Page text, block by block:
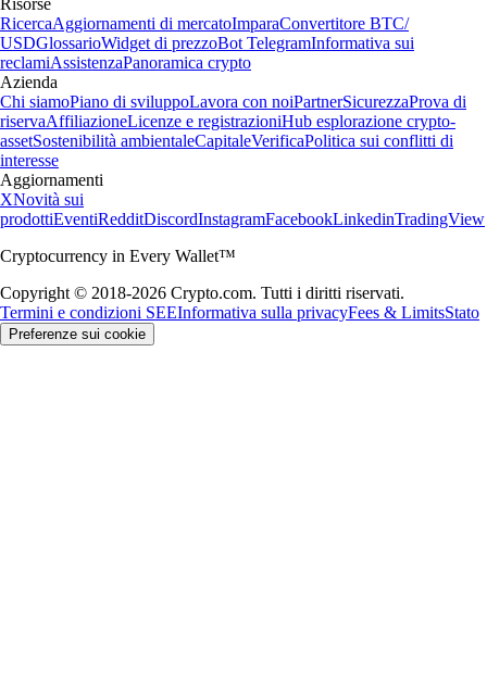
Risorse
RicercaAggiornamenti di mercatoImparaConvertitore BTC/
USDGlossarioWidget di prezzoBot TelegramInformativa sui
reclamiAssistenzaPanoramica crypto
Azienda
Chi siamoPiano di sviluppoLavora con noiPartnerSicurezzaProva di
riservaAffiliazioneLicenze e registrazioniHub esplorazione crypto-
assetSostenibilità ambientaleCapitaleVerificaPolitica sui conflitti di
interesse
Aggiornamenti
XNovità sui
prodottiEventiRedditDiscordInstagramFacebookLinkedinTradingView
Cryptocurrency in Every Wallet™
Copyright © 2018-2026 Crypto.com. Tutti i diritti riservati.
Termini e condizioni SEEInformativa sulla privacyFees & LimitsStato
Preferenze sui cookie